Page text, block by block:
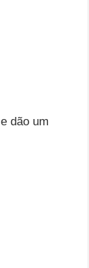
dão um